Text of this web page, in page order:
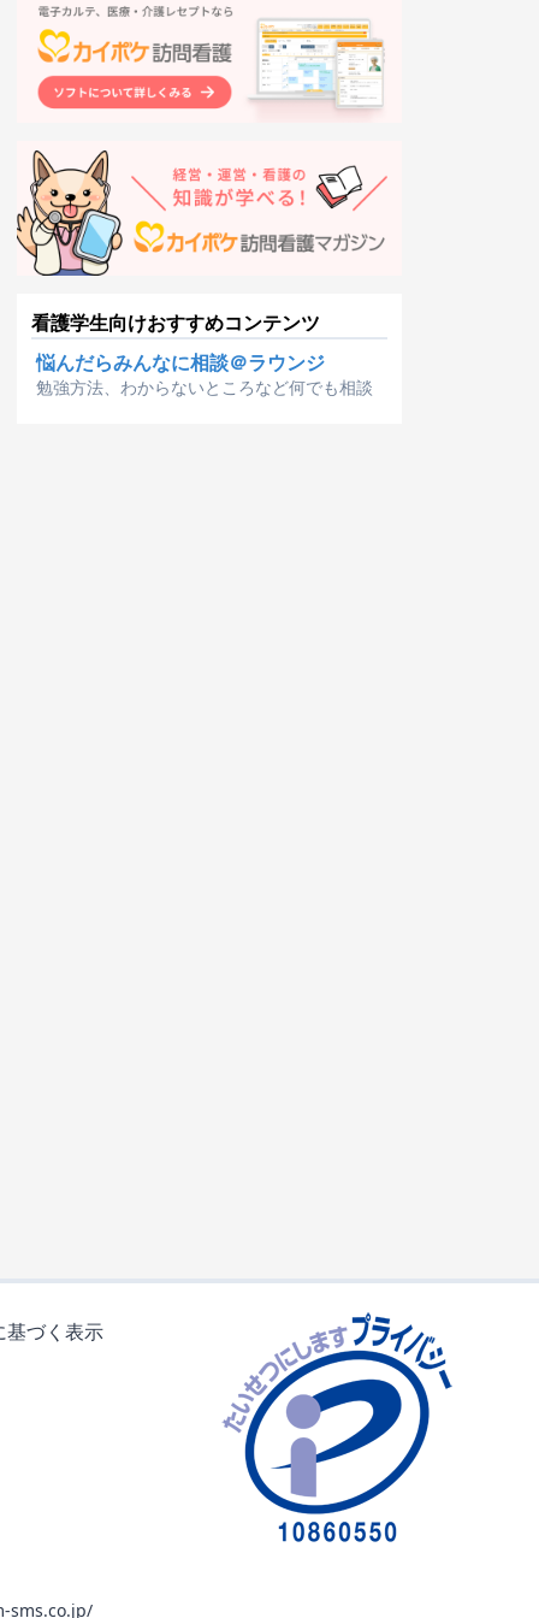
看護学生向けおすすめコンテンツ
悩んだらみんなに相談＠ラウンジ
勉強方法、わからないところなど何でも相談
基づく表示
sms.co.jp/